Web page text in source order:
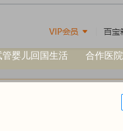
管婴儿回国生活 合作医院